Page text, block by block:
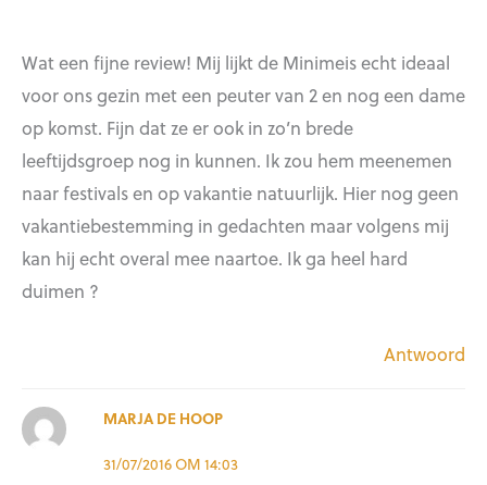
Wat een fijne review! Mij lijkt de Minimeis echt ideaal
voor ons gezin met een peuter van 2 en nog een dame
op komst. Fijn dat ze er ook in zo’n brede
leeftijdsgroep nog in kunnen. Ik zou hem meenemen
naar festivals en op vakantie natuurlijk. Hier nog geen
vakantiebestemming in gedachten maar volgens mij
kan hij echt overal mee naartoe. Ik ga heel hard
duimen ?
Antwoord
MARJA DE HOOP
31/07/2016 OM 14:03